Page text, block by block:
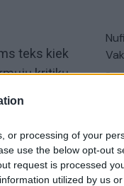
or processing of your
use the below opt-out
request is processed
utilized by us
teks kiek
kritikų
„The
ir kitos
4